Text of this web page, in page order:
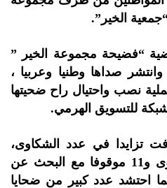
الخير”.
“فضيحة مجموعة الخير ”
صداها وطنيا وعربيا ،
نصب واحتيال راح ضحيتها
للتسويق الهرمي.
تزايدا في عدد الشكاوى،
والذي وصل إلى 700 شكوى و11 موقوفا مع البحث عن
احتشد عدد كبير من ضحايا